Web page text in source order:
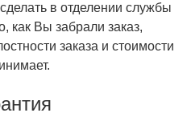
в отделении службы
как Вы забрали заказ,
заказа и стоимости